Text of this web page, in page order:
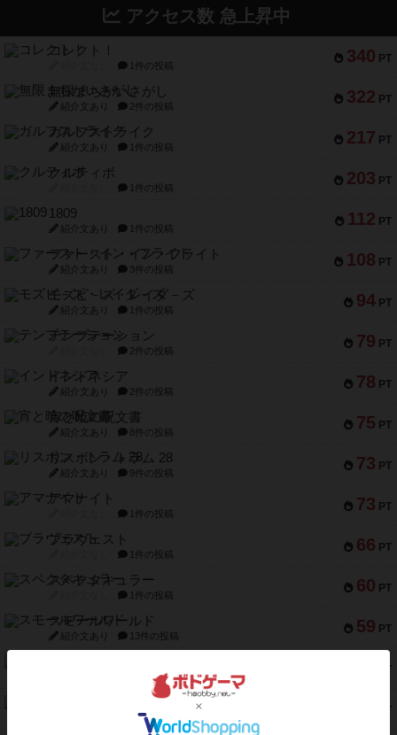
アクセス数 急上昇中
340 PT
コレクト！
1件の投稿
322 PT
無限まちがいさがし
紹介文あり 2件の投稿
217 PT
ガルフストライク
紹介文あり 1件の投稿
203 PT
クルティボ
1件の投稿
112 PT
1809
紹介文あり 1件の投稿
108 PT
ファースト・イン・フライト
紹介文あり 3件の投稿
94 PT
モズビ－ズ・レイダ－ズ
紹介文あり 1件の投稿
79 PT
テンプテーション
2件の投稿
78 PT
インドネシア
紹介文あり 2件の投稿
75 PT
宵と暁の呪文書
紹介文あり 8件の投稿
73 PT
リスボン・トラム 28
紹介文あり 9件の投稿
73 PT
アマナイト
1件の投稿
66 PT
ブラヴェスト
1件の投稿
60 PT
スペクタキュラー
1件の投稿
59 PT
スモールワールド
紹介文あり 13件の投稿
PT
2件の投稿
PT
Bitter End ブタペスト救出作戦
1件の投稿